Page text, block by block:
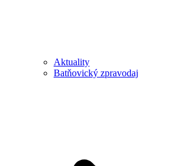
Aktuality
Batňovický zpravodaj